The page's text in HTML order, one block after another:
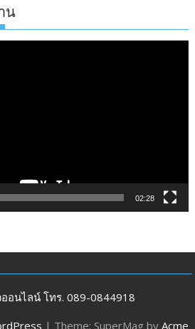
น
02:28
อนไลน์ โทร. 089-0844918
| Theme: SuperMag by Acme